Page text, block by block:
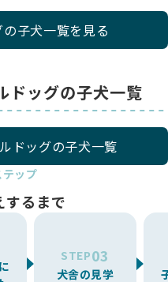
子犬一覧を見る
ドッグの子犬一覧
ドッグの子犬一覧
ップ
するまで
STEP03
犬舎の見学